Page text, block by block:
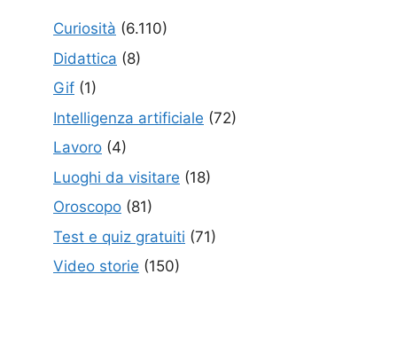
Curiosità (6.110)
Didattica (8)
Gif (1)
Intelligenza artificiale (72)
Lavoro (4)
Luoghi da visitare (18)
Oroscopo (81)
Test e quiz gratuiti (71)
Video storie (150)